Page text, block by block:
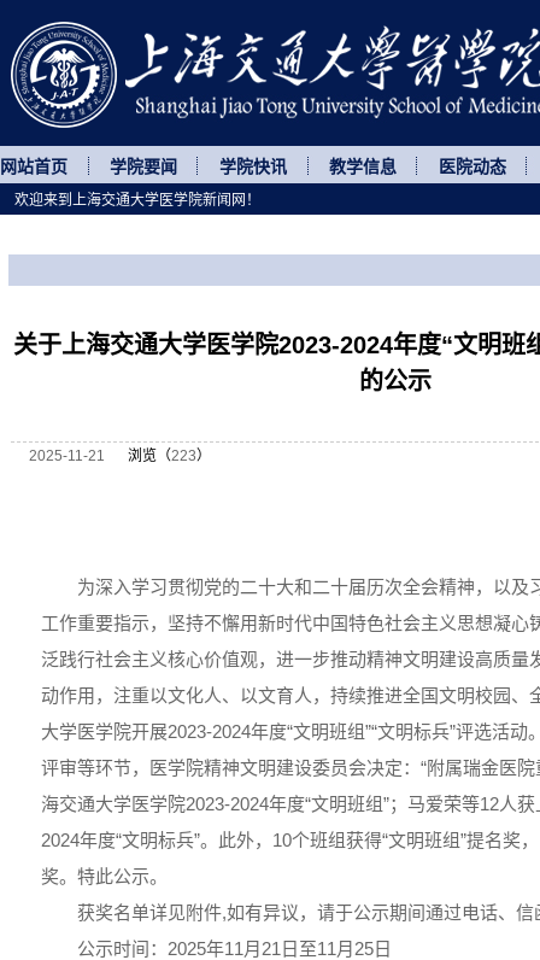
网站首页 学院要闻 学院快讯 教学信息 医院动态
关于上海交通大学医学院2023-2024年度“文明班
的公示
2025-11-21 浏览（223）
为深入学习贯彻党的二十大和二十届历次全会精神，以及
工作重要指示，坚持不懈用新时代中国特色社会主义思想凝心
泛践行社会主义核心价值观，进一步推动精神文明建设高质量
动作用，注重以文化人、以文育人，持续推进全国文明校园、
大学医学院开展2023-2024年度“文明班组”“文明标兵”评选活
评审等环节，医学院精神文明建设委员会决定：“附属瑞金医
海交通大学医学院2023-2024年度“文明班组”；马爱荣等12人
2024年度“文明标兵”。此外，10个班组获得“文明班组”提名奖
奖。特此公示。
获奖名单详见附件,如有异议，请于公示期间通过电话、
公示时间：2025年11月21日至11月25日
欢迎来到上海交通大学医学院新闻网！